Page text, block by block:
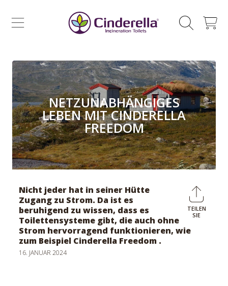
ZUM INHALT SPRINGEN
CINDERELLA ECO SALES AS
WAGEN
NETZUNABHÄNGIGES
LEBEN MIT CINDERELLA
FREEDOM
Auf
TEILEN
SIE
Nicht jeder hat in seiner Hütte
Zugang zu Strom. Da ist es
beruhigend zu wissen, dass es
Toilettensysteme gibt, die auch ohne
Strom hervorragend funktionieren, wie
zum Beispiel Cinderella Freedom .
16. JANUAR 2024